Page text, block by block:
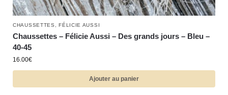
CHAUSSETTES ,FÉLICIE AUSSI
Chaussettes – Félicie Aussi – Des grands jours – Bleu –
40-45
16.00€
Ajouter au panier